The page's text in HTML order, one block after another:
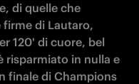
di quelle che
firme di Lautaro,
120' di cuore, bel
risparmiato in nulla e
finale di Champions